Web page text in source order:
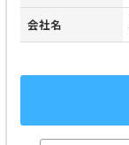
会社名